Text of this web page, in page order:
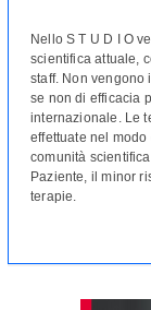
Nello S T U D I O
scientifica attuale,
staff. Non vengono
se non di efficacia
internazionale. Le
effettuate nel
comunità
Paziente, il minor
terapie.